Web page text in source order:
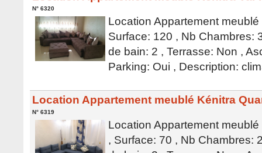
N° 6320
Location Appartement
Surface: 120 , Nb Chambres:
de bain: 2 , Terrasse: Non ,
Parking: Oui , Description:
Location Appartement meublé Kénitra
N° 6319
Location Appartement
, Surface: 70 , Nb Chambres: